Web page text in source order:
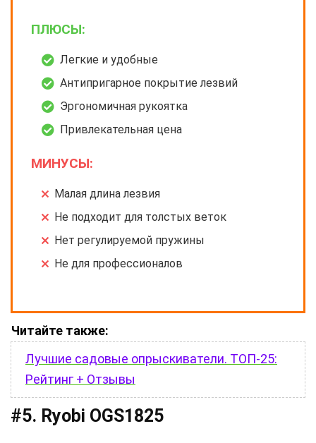
ПЛЮСЫ:
Легкие и удобные
Антипригарное покрытие лезвий
Эргономичная рукоятка
Привлекательная цена
МИНУСЫ:
Малая длина лезвия
Не подходит для толстых веток
Нет регулируемой пружины
Не для профессионалов
Читайте также:
Лучшие садовые опрыскиватели. ТОП-25:
Рейтинг + Отзывы
#5. Ryobi OGS1825